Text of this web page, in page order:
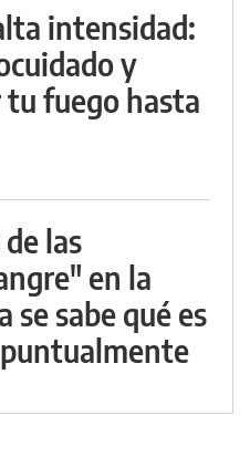
intensidad:
y
tu fuego hasta
las
en la
sabe qué es